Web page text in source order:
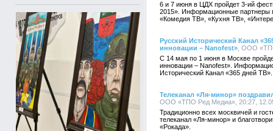
6 и 7 июня в ЦДХ пройдет 3-ий
2015». Информационные партнеры
«Комедия ТВ», «Кухня ТВ»,
Русский Исторический Канал
инновации – Nanofest» , ООО
С 14 мая по 1 июня в Москве
инновации – Nanofest».
Исторический Канал «365 дней ТВ».
Телеканал «Ля-минор»
ООО «ТПО Ред Медиа», 20:27,
Традиционно всех москвичей и
телеканал «Ля-минор» и
«Рокада».